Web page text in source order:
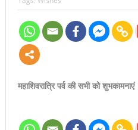
महाशिवरात्रि पर्व की सभी को शुभकामनाएं